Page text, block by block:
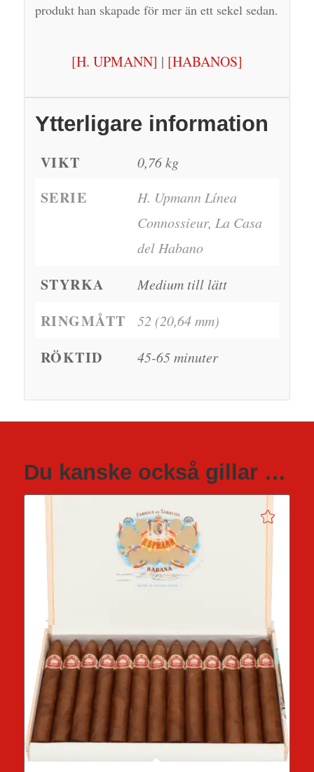
produkt han skapade för mer än ett sekel sedan.
[H. UPMANN] | [HABANOS]
Ytterligare information
VIKT 0,76 kg
SERIE
H. Upmann Línea
Connossieur, La Casa
del Habano
STYRKA Medium till lätt
RINGMÅTT 52 (20,64 mm)
RÖKTID 45-65 minuter
Du kanske också gillar …